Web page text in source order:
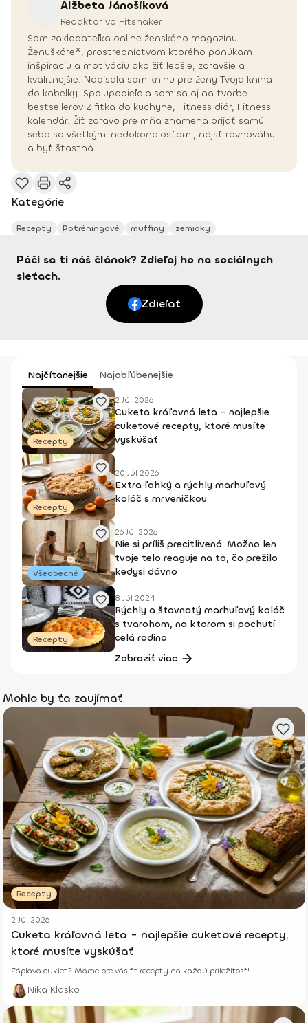
Alžbeta Jánošíková
Redaktor vo Fitshaker
Som zakladateľka online ženského magazínu
Ženuškáreň, prostredníctvom ktorého ponúkam
inšpiráciu a motiváciu ako žiť lepšie, zdravšie a
kvalitnejšie. Napísala som knihu pre ženy Tvoja kniha
do kabelky. Spolupodieľala som sa aj na tvorbe
bestsellerov Z fitka do kuchyne, Fitness diár, Fitness
kalendár. Žiť zdravo pre mňa znamená prijať samú
seba so všetkými nedokonalosťami, nájsť rovnováhu
a byť šťastná.
Kategórie
Recepty Potréningové muffiny zemiaky
Páči sa ti náš článok? Zdieľaj ho na sociálnych
sieťach.
Zdieľať
Najčítanejšie Najobľúbenejšie
Recepty
2 Júl 2026
Cuketa kráľovná leta - najlepšie
cuketové recepty, ktoré musíte
vyskúšať
Recepty
20 Júl 2026
Extra ľahký a rýchly marhuľový
koláč s mrveničkou
Všeobecné
26 Júl 2026
Nie si príliš precitlivená. Možno len
tvoje telo reaguje na to, čo prežilo
kedysi dávno
Recepty
8 Júl 2024
Rýchly a šťavnatý marhuľový koláč
s tvarohom, na ktorom si pochutí
celá rodina
Zobraziť viac
Mohlo by ťa zaujímať
Recepty
2 Júl 2026
Cuketa kráľovná leta - najlepšie cuketové recepty,
ktoré musíte vyskúšať
Záplava cukiet? Máme pre vás fit recepty na každú príležitosť!
Nika Klasko